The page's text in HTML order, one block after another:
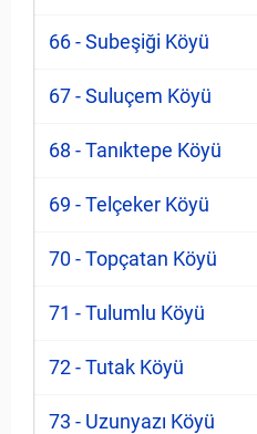
66 - Subeşiği Köyü
67 - Suluçem Köyü
68 - Tanıktepe Köyü
69 - Telçeker Köyü
70 - Topçatan Köyü
71 - Tulumlu Köyü
72 - Tutak Köyü
73 - Uzunyazı Köyü